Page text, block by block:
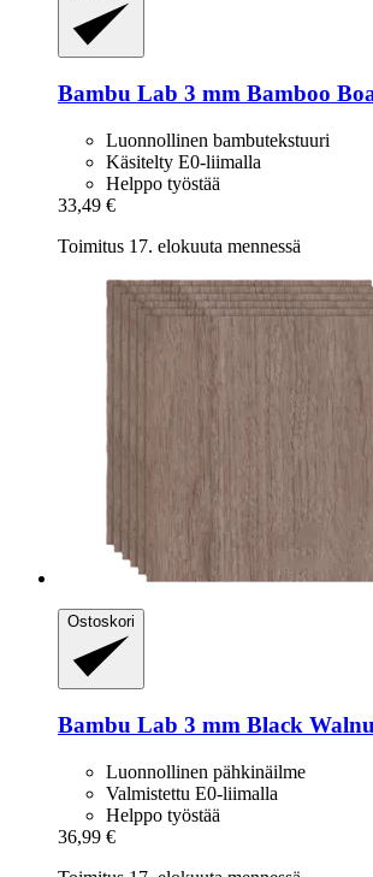
Bambu Lab 3 mm Bamboo
Luonnollinen bambutekstuuri
Käsitelty E0-liimalla
Helppo työstää
33,49 €
Toimitus 17. elokuuta mennessä
Ostoskori
Bambu Lab 3 mm Black
Luonnollinen pähkinäilme
Valmistettu E0-liimalla
Helppo työstää
36,99 €